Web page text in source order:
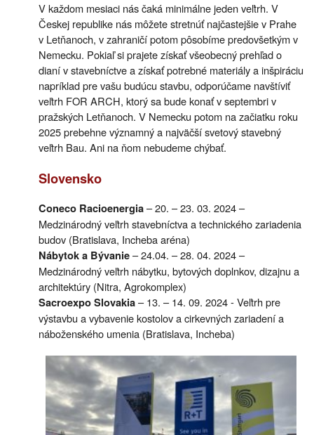
V každom mesiaci nás čaká minimálne jeden veľtrh. V
Českej republike nás môžete stretnúť najčastejšie v Prahe
v Letňanoch, v zahraničí potom pôsobíme predovšetkým v
Nemecku. Pokiaľ si prajete získať všeobecný prehľad o
dianí v stavebníctve a získať potrebné materiály a inšpiráciu
napríklad pre vašu budúcu stavbu, odporúčame navštíviť
veľtrh FOR ARCH, ktorý sa bude konať v septembri v
pražských Letňanoch. V Nemecku potom na začiatku roku
2025 prebehne významný a najväčší svetový stavebný
veľtrh Bau. Ani na ňom nebudeme chýbať.
Slovensko
Coneco Racioenergia– 20. – 23. 03. 2024 –
Medzinárodný veľtrh stavebníctva a technického zariadenia
budov (Bratislava, Incheba aréna)
Nábytok a Bývanie– 24.04. – 28. 04. 2024 –
Medzinárodný veľtrh nábytku, bytových doplnkov, dizajnu a
architektúry (Nitra, Agrokomplex)
Sacroexpo Slovakia– 13. – 14. 09. 2024 - Veľtrh pre
výstavbu a vybavenie kostolov a cirkevných zariadení a
náboženského umenia (Bratislava, Incheba)